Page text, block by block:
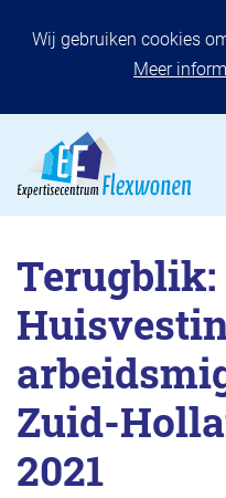
Wij gebruiken cookies
Meer
Zuid-
2021